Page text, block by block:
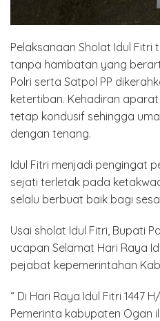
Pelaksanaan Sholat Idul Fitri
tanpa hambatan yang
Polri serta Satpol PP
ketertiban. Kehadiran
tetap kondusif sehingga
dengan tenang.
Idul Fitri menjadi pengingat
sejati terletak pada
selalu berbuat baik bagi
Usai sholat Idul Fitri, Bupati
ucapan Selamat Hari Raya
pejabat kepemerintahan
“ Di Hari Raya Idul Fitri 1447
Pemerinta kabupaten Ogan